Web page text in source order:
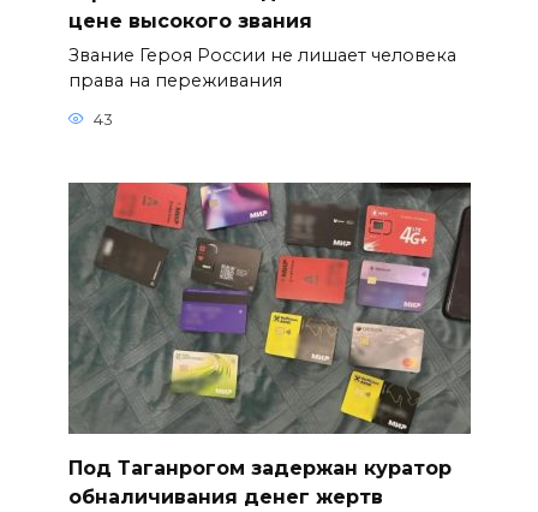
цене высокого звания
Звание Героя России не лишает человека
права на переживания
43
Под Таганрогом задержан куратор
обналичивания денег жертв